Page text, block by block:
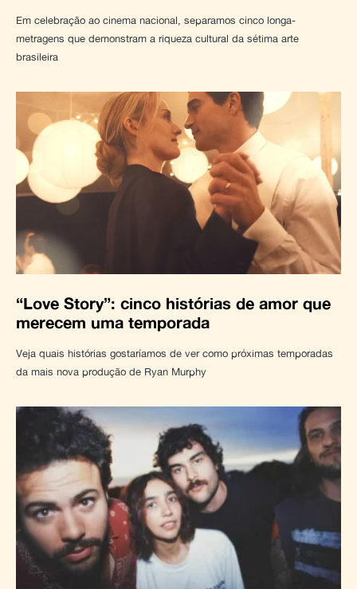
Em celebração ao cinema nacional, separamos cinco longa-
metragens que demonstram a riqueza cultural da sétima arte
brasileira
“Love Story”: cinco histórias de amor que
merecem uma temporada
Veja quais histórias gostaríamos de ver como próximas temporadas
da mais nova produção de Ryan Murphy